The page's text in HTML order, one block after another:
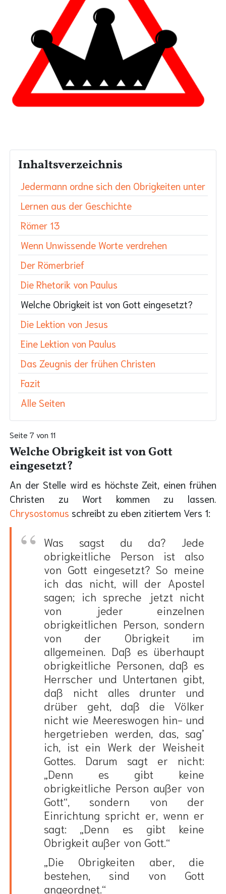
Inhaltsverzeichnis
Jedermann ordne sich den Obrigkeiten unter
Lernen aus der Geschichte
Römer 13
Wenn Unwissende Worte verdrehen
Der Römerbrief
Die Rhetorik von Paulus
Welche Obrigkeit ist von Gott eingesetzt?
Die Lektion von Jesus
Eine Lektion von Paulus
Das Zeugnis der frühen Christen
Fazit
Alle Seiten
Seite 7 von 11
Welche Obrigkeit ist von Gott
eingesetzt?
An der Stelle wird es höchste Zeit, einen frühen
Christen zu Wort kommen zu lassen.
Chrysostomus schreibt zu eben zitiertem Vers 1:
Was sagst du da? Jede
obrigkeitliche Person ist also
von Gott eingesetzt? So meine
ich das nicht, will der Apostel
sagen; ich spreche jetzt nicht
von jeder einzelnen
obrigkeitlichen Person, sondern
von der Obrigkeit im
allgemeinen. Daß es überhaupt
obrigkeitliche Personen, daß es
Herrscher und Untertanen gibt,
daß nicht alles drunter und
drüber geht, daß die Völker
nicht wie Meereswogen hin- und
hergetrieben werden, das, sag’
ich, ist ein Werk der Weisheit
Gottes. Darum sagt er nicht:
„Denn es gibt keine
obrigkeitliche Person außer von
Gott“, sondern von der
Einrichtung spricht er, wenn er
sagt: „Denn es gibt keine
Obrigkeit außer von Gott.“
„Die Obrigkeiten aber, die
bestehen, sind von Gott
angeordnet.“